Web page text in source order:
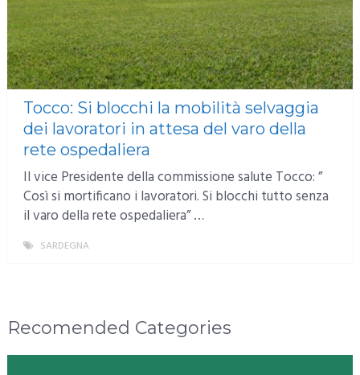
Tocco: Si blocchi la mobilità selvaggia
dei lavoratori in attesa del varo della
rete ospedaliera
Il vice Presidente della commissione salute Tocco: ”
Così si mortificano i lavoratori. Si blocchi tutto senza
il varo della rete ospedaliera” …
SARDEGNA
Recomended Categories